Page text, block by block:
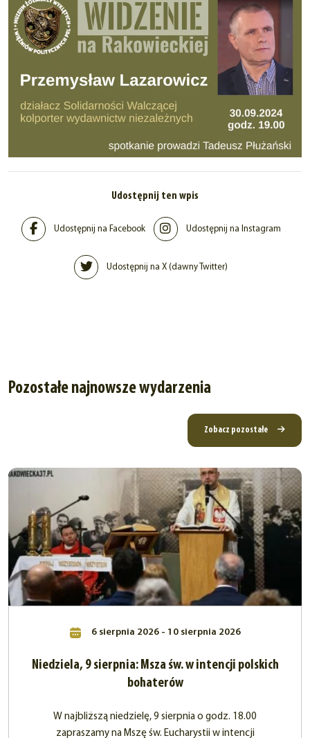
Udostępnij ten wpis
Udostępnij na Facebook Udostępnij na Instagram
Udostępnij na X (dawny Twitter)
Pozostałe najnowsze wydarzenia
Zobacz pozostałe
6 sierpnia 2026 - 10 sierpnia 2026
Niedziela, 9 sierpnia: Msza św. w intencji polskich
bohaterów
W najbliższą niedzielę, 9 sierpnia o godz. 18.00
zapraszamy na Mszę św. Eucharystii w intencji